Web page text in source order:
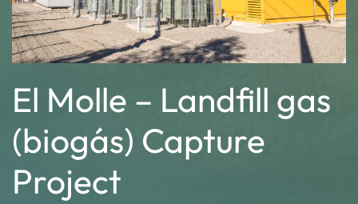
El Molle – Landfill gas
(biogás) Capture
Project